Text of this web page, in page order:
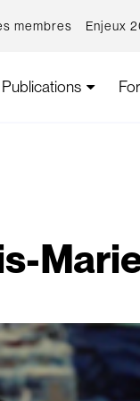
membres Enjeux
Publications